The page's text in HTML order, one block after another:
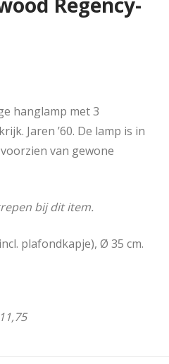
hanglamp met 3
Jaren ’60. De lamp is in
van gewone
bij dit item.
plafondkapje), Ø 35 cm.